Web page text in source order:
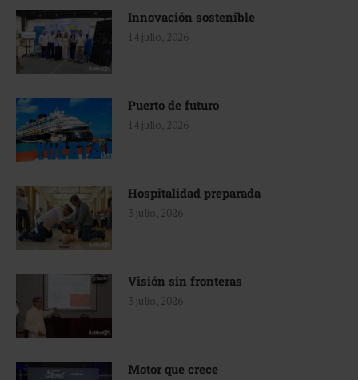
Innovación sostenible
14 julio, 2026
Puerto de futuro
14 julio, 2026
Hospitalidad preparada
3 julio, 2026
Visión sin fronteras
3 julio, 2026
Motor que crece